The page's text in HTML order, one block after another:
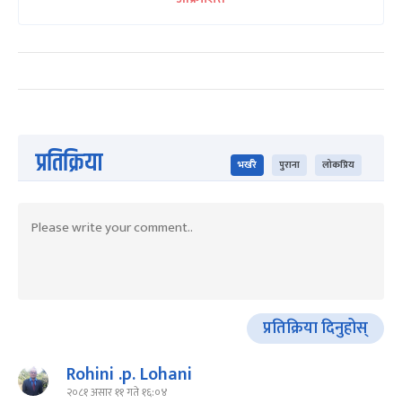
प्रतिक्रिया भर्खरै पुराना लोकप्रिय
प्रतिक्रिया दिनुहोस्
Rohini .p. Lohani
२०८१ असार ११ गते १६:०४